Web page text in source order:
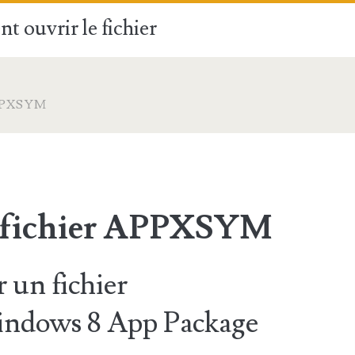
ouvrir le fichier
APPXSYM
un fichier
8 App Package